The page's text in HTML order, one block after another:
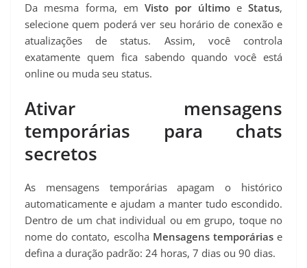
Da mesma forma, em Visto por últimoe Status,
selecione quem poderá ver seu horário de conexão e
atualizações de status. Assim, você controla
exatamente quem fica sabendo quando você está
online ou muda seu status.
Ativar mensagens
temporárias para chats
secretos
As mensagens temporárias apagam o histórico
automaticamente e ajudam a manter tudo escondido.
Dentro de um chat individual ou em grupo, toque no
nome do contato, escolha Mensagens temporáriase
defina a duração padrão: 24 horas, 7 dias ou 90 dias.